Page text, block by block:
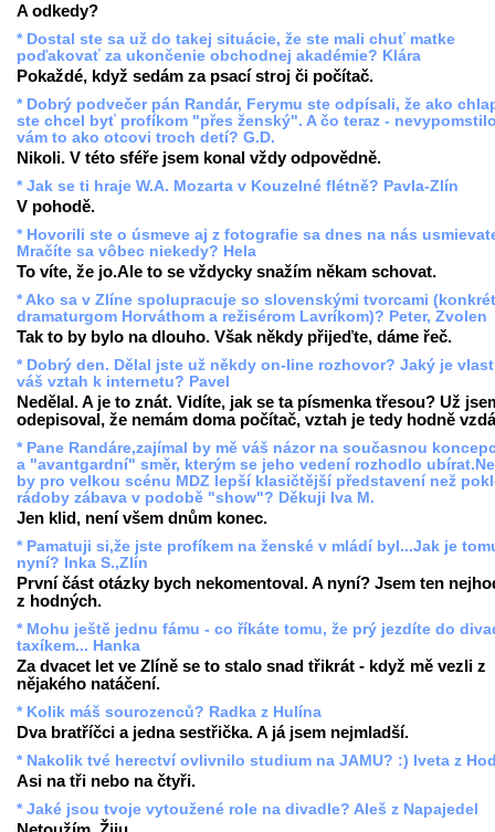
A odkedy?
* Dostal ste sa už do takej situácie, že ste mali chuť matke
poďakovať za ukončenie obchodnej akadémie? Klára
Pokaždé, když sedám za psací stroj či počítač.
* Dobrý podvečer pán Randár, Ferymu ste odpísali, že ako
ste chcel byť profíkom "přes ženský". A čo teraz -
vám to ako otcovi troch detí? G.D.
Nikoli. V této sféře jsem konal vždy odpovědně.
* Jak se ti hraje W.A. Mozarta v Kouzelné flétně? Pavla-Zlín
V pohodě.
* Hovorili ste o úsmeve aj z fotografie sa dnes na nás
Mračíte sa vôbec niekedy? Hela
To víte, že jo.Ale to se vždycky snažím někam schovat.
* Ako sa v Zlíne spolupracuje so slovenskými tvorcami
dramaturgom Horváthom a režisérom Lavríkom)? Peter, Zvolen
Tak to by bylo na dlouho. Však někdy přijeďte, dáme řeč.
* Dobrý den. Dělal jste už někdy on-line rozhovor? Jaký je
váš vztah k internetu? Pavel
Nedělal. A je to znát. Vidíte, jak se ta písmenka třesou? Už
odepisoval, že nemám doma počítač, vztah je tedy hodně
* Pane Randáre,zajímal by mě váš názor na současnou
a "avantgardní" směr, kterým se jeho vedení rozhodlo
by pro velkou scénu MDZ lepší klasičtější představení než
rádoby zábava v podobě "show"? Děkuji Iva M.
Jen klid, není všem dnům konec.
* Pamatuji si,že jste profíkem na ženské v mládí byl...Jak je
nyní? Inka S.,Zlín
První část otázky bych nekomentoval. A nyní? Jsem ten
z hodných.
* Mohu ještě jednu fámu - co říkáte tomu, že prý jezdíte do
taxíkem... Hanka
Za dvacet let ve Zlíně se to stalo snad třikrát - když mě vezli z
nějakého natáčení.
* Kolik máš sourozenců? Radka z Hulína
Dva bratříčci a jedna sestřička. A já jsem nejmladší.
* Nakolik tvé herectví ovlivnilo studium na JAMU? :) Iveta z
Asi na tři nebo na čtyři.
* Jaké jsou tvoje vytoužené role na divadle? Aleš z Napajedel